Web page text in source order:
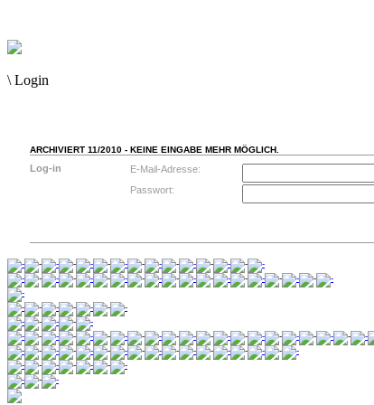
\ Login
ARCHIVIERT 11/2010 - KEINE EINGABE MEHR MÖGLICH.
Log-in
E-Mail-Adresse:
Passwort: